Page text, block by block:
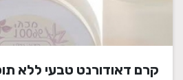
קרם דאודורנט טבעי ללא